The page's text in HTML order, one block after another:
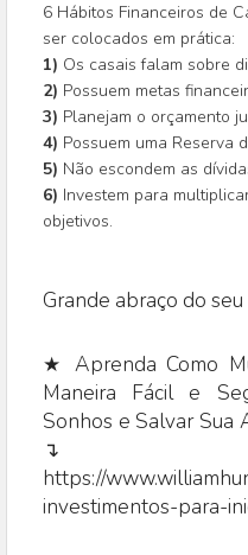
6 Hábitos Financeiros de
ser colocados em prática:
1) Os casais falam sobre
2) Possuem metas
3) Planejam o orçamento
4) Possuem uma Reserva
5) Não escondem as
6) Investem para
objetivos.
Grande abraço do
★ Aprenda Como
Maneira Fácil e
Sonhos e Salvar Sua
↴
https://
investimentos-para-